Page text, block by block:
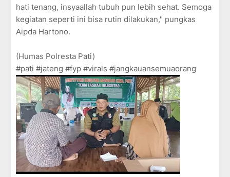
hati tenang, insyaallah tubuh pun lebih sehat. Semoga
kegiatan seperti ini bisa rutin dilakukan," pungkas
Aipda Hartono.
(Humas Polresta Pati)
#pati #jateng #fyp #virals #jangkauansemuaorang